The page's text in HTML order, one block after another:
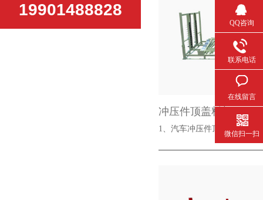
冲压件顶盖料架
1、汽车冲压件顶盖专用料架
19901488828
QQ咨询
联系电话
在线留言
微信扫一扫